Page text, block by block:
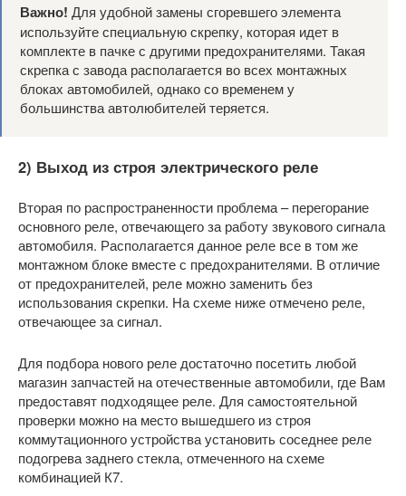
Важно! Для удобной замены сгоревшего элемента
используйте специальную скрепку, которая идет в
комплекте в пачке с другими предохранителями. Такая
скрепка с завода располагается во всех монтажных
блоках автомобилей, однако со временем у
большинства автолюбителей теряется.
2) Выход из строя электрического реле
Вторая по распространенности проблема – перегорание
основного реле, отвечающего за работу звукового сигнала
автомобиля. Располагается данное реле все в том же
монтажном блоке вместе с предохранителями. В отличие
от предохранителей, реле можно заменить без
использования скрепки. На схеме ниже отмечено реле,
отвечающее за сигнал.
Для подбора нового реле достаточно посетить любой
магазин запчастей на отечественные автомобили, где Вам
предоставят подходящее реле. Для самостоятельной
проверки можно на место вышедшего из строя
коммутационного устройства установить соседнее реле
подогрева заднего стекла, отмеченного на схеме
комбинацией К7.